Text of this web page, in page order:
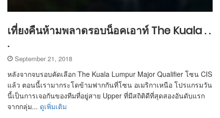
เที่ยงคืนห้ามพลาดรอบน็อคเอาท์ The Kuala . .
.
September 21, 2018
หลังจากจบรอบคัดเลือก The Kuala Lumpur Major Qualifier โซน CIS
แล้ว ตอนนี้เรามากระโดข้ามฟากกันที่โซน อเมริกาเหนือ โปรแกรมวัน
นี้เป็นการเจอกันของทีมที่อยู่สาย Upper ที่มีสถิติดีที่สุดสองอันดับแรก
จากกลุ่ม... ดูเพิ่มเติม